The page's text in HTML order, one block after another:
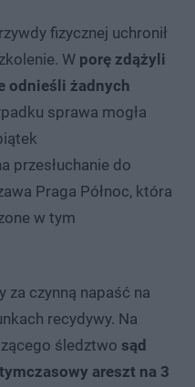
fizycznej uchronił
W porę zdążyli
odnieśli żadnych
sprawa mogła
przesłuchanie do
Praga Północ, która
w tym
za czynną napaść na
recydywy. Na
śledztwo sąd
areszt na 3